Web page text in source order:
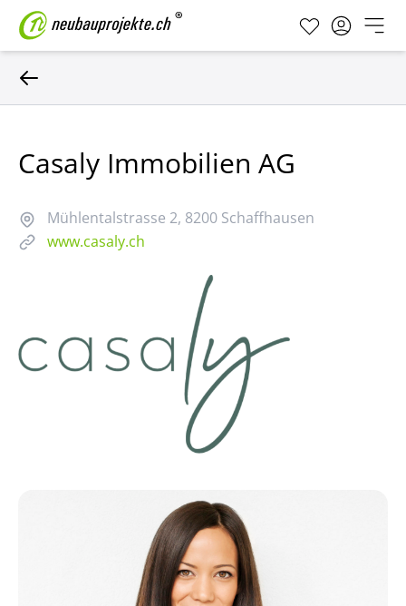
Casaly Immobilien AG
Mühlentalstrasse 2, 8200 Schaffhausen
www.casaly.ch